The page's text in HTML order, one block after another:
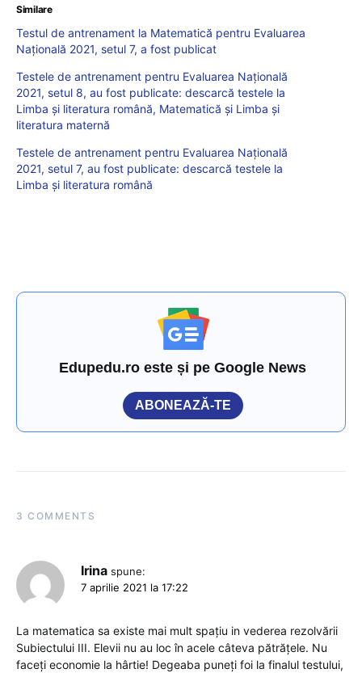
Similare
Testul de antrenament la Matematică pentru Evaluarea
Națională 2021, setul 7, a fost publicat
Testele de antrenament pentru Evaluarea Națională
2021, setul 8, au fost publicate: descarcă testele la
Limba și literatura română, Matematică și Limba și
literatura maternă
Testele de antrenament pentru Evaluarea Națională
2021, setul 7, au fost publicate: descarcă testele la
Limba și literatura română
Edupedu.ro este și pe Google News
ABONEAZĂ-TE
3 COMMENTS
Irina spune:
7 aprilie 2021 la 17:22
La matematica sa existe mai mult spațiu in vederea rezolvării
Subiectului III. Elevii nu au loc în acele câteva pătrățele. Nu
faceți economie la hârtie! Degeaba puneți foi la finalul testului,